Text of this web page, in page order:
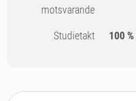
motsvarande
Studietakt 100 %